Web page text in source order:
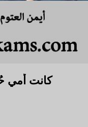
كانت أمي